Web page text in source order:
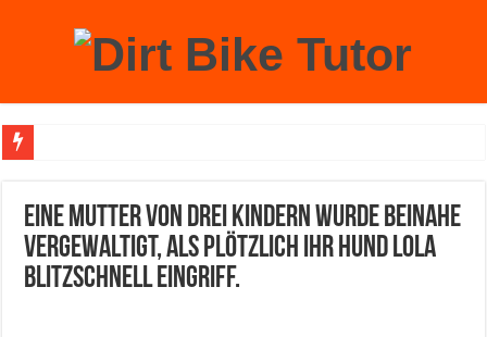
Eine Mutter von drei Kindern wurde beinahe
vergewaltigt, als plötzlich ihr Hund Lola
blitzschnell eingriff.